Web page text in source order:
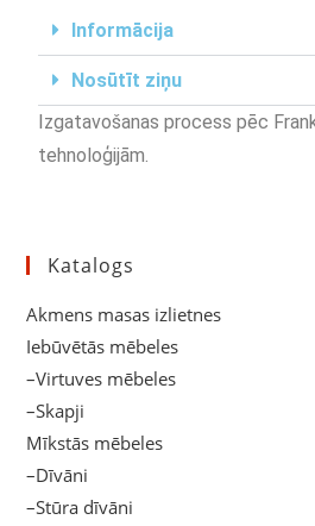
Informācija
Nosūtīt ziņu
Izgatavošanas process pēc
tehnoloģijām.
Katalogs
Akmens masas izlietnes
Iebūvētās mēbeles
–Virtuves mēbeles
–Skapji
Mīkstās mēbeles
–Dīvāni
–Stūra dīvāni